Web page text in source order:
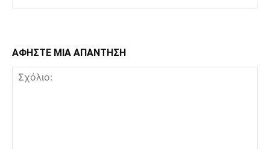
ΑΦΗΣΤΕ ΜΙΑ ΑΠΑΝΤΗΣΗ